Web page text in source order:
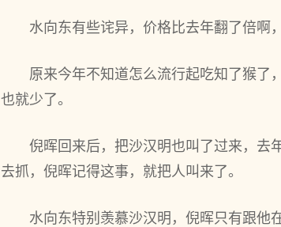
水向东有些诧异，价格比去年翻了倍啊
原来今年不知道怎么流行起吃知了猴了
也就少了。
倪晖回来后，把沙汉明也叫了过来，去
去抓，倪晖记得这事，就把人叫来了。
水向东特别羡慕沙汉明，倪晖只有跟他